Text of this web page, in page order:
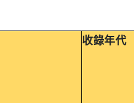
收錄年代